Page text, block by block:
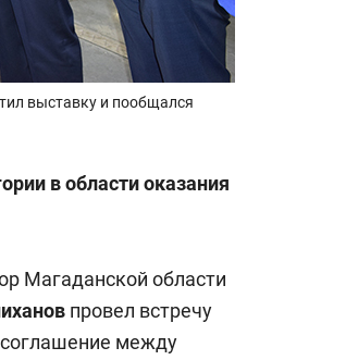
выставку и пообщался
в области оказания
Магаданской области
провел встречу
соглашение между